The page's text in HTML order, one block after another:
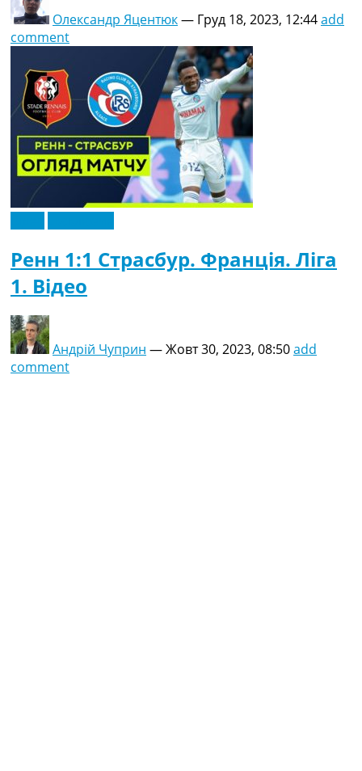
Олександр Яцентюк— Груд 18, 2023, 12:44add
comment
Ренн 1:1 Страсбур. Франція. Ліга
1. Відео
Андрій Чуприн —Жовт 30, 2023, 08:50add
comment